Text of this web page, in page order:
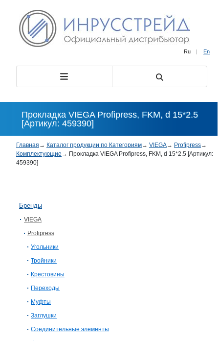
Ru | En
Прокладка VIEGA Profipress, FKM, d 15*2.5
[Артикул: 459390]
Главная → Каталог продукции по Категориям→ VIEGA→ Profipress→
Комплектующие → Прокладка VIEGA Profipress, FKM, d 15*2.5 [Артикул:
459390]
Бренды
VIEGA
Profipress
Угольники
Тройники
Крестовины
Переходы
Муфты
Заглушки
Соединительные элементы